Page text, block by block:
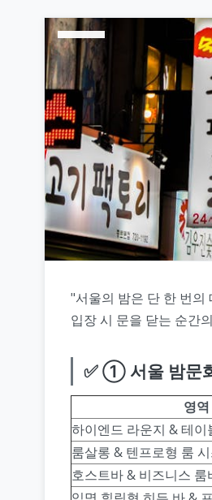
"서울의 밤은 단 한 번의
입장 시 문을 닫는 순간
✅ ① 서울 밤문
영역
하이엔드 라운지 & 테이
룸살롱 & 텐프로형 룸
호스트바 & 비즈니스 룸